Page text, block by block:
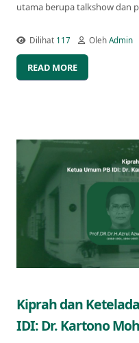
utama berupa talkshow dan
Dilihat 117 OlehAdmin
READ MORE
Kiprah dan
IDI: Dr. Kartono